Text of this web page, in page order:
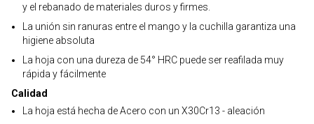
y el rebanado de materiales duros y firmes.
La unión sin ranuras entre el mango y la cuchilla garantiza una
higiene absoluta
La hoja con una dureza de 54° HRC puede ser reafilada muy
rápida y fácilmente
Calidad
La hoja está hecha de Acero con un X30Cr13 - aleación